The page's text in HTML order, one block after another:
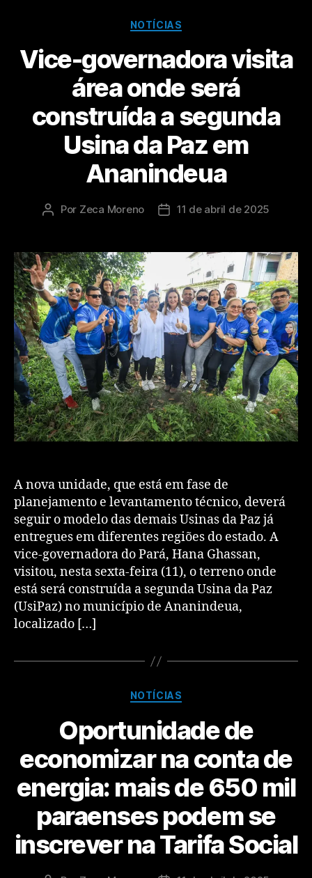
NOTÍCIAS
Vice-governadora visita
área onde será
construída a segunda
Usina da Paz em
Ananindeua
Por Zeca Moreno 11 de abril de 2025
A nova unidade, que está em fase de
planejamento e levantamento técnico, deverá
seguir o modelo das demais Usinas da Paz já
entregues em diferentes regiões do estado. A
vice-governadora do Pará, Hana Ghassan,
visitou, nesta sexta-feira (11), o terreno onde
está será construída a segunda Usina da Paz
(UsiPaz) no município de Ananindeua,
localizado […]
NOTÍCIAS
Oportunidade de
economizar na conta de
energia: mais de 650 mil
paraenses podem se
inscrever na Tarifa Social